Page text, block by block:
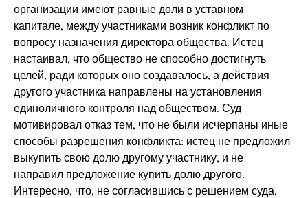
организации имеют равные доли в уставном
капитале, между участниками возник конфликт по
вопросу назначения директора общества. Истец
настаивал, что общество не способно достигнуть
целей, ради которых оно создавалось, а действия
другого участника направлены на установления
единоличного контроля над обществом. Суд
мотивировал отказ тем, что не были исчерпаны иные
способы разрешения конфликта: истец не предложил
выкупить свою долю другому участнику, и не
направил предложение купить долю другого.
Интересно, что, не согласившись с решением суда,